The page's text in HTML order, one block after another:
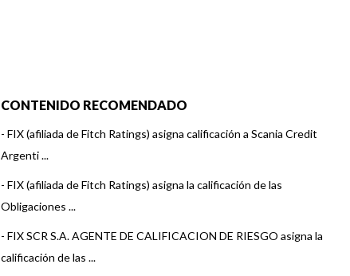
CONTENIDO RECOMENDADO
- FIX (afiliada de Fitch Ratings) asigna calificación a Scania Credit
Argenti ...
- FIX (afiliada de Fitch Ratings) asigna la calificación de las
Obligaciones ...
- FIX SCR S.A. AGENTE DE CALIFICACION DE RIESGO asigna la
calificación de las ...